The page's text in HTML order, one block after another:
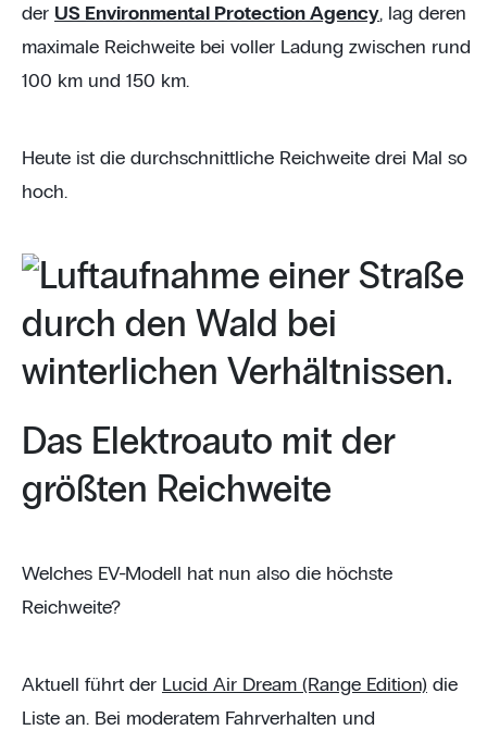
der US Environmental Protection Agency, lag deren
maximale Reichweite bei voller Ladung zwischen rund
100 km und 150 km.
Heute ist die durchschnittliche Reichweite drei Mal so
hoch.
Das Elektroauto mit der
größten Reichweite
Welches EV-Modell hat nun also die höchste
Reichweite?
Aktuell führt der Lucid Air Dream (Range Edition) die
Liste an. Bei moderatem Fahrverhalten und